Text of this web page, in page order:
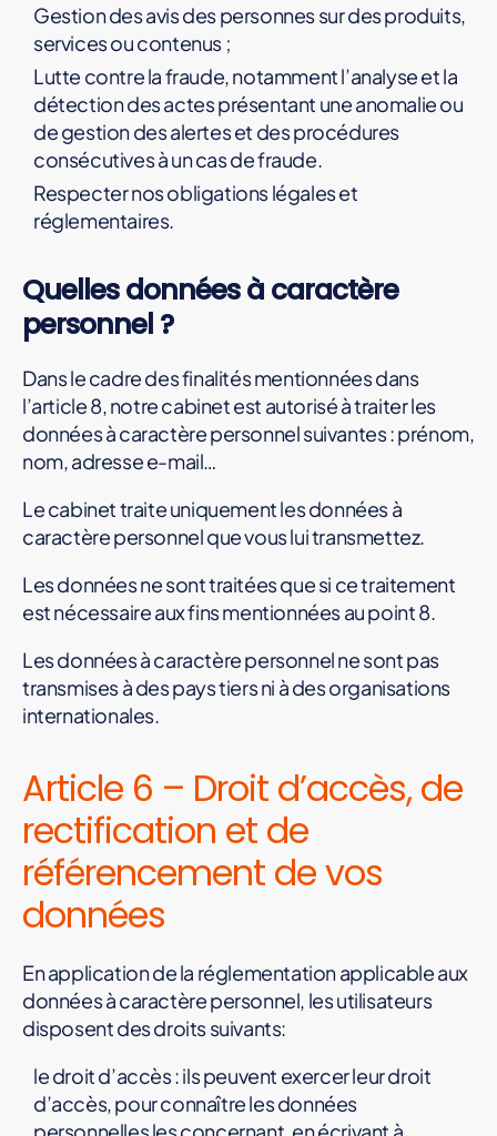
Gestion des avis des personnes sur des produits,
services ou contenus ;
Lutte contre la fraude, notamment l’analyse et la
détection des actes présentant une anomalie ou
de gestion des alertes et des procédures
consécutives à un cas de fraude.
Respecter nos obligations légales et
réglementaires.
Quelles données à caractère
personnel ?
Dans le cadre des finalités mentionnées dans
l’article 8, notre cabinet est autorisé à traiter les
données à caractère personnel suivantes : prénom,
nom, adresse e-mail…
Le cabinet traite uniquement les données à
caractère personnel que vous lui transmettez.
Les données ne sont traitées que si ce traitement
est nécessaire aux fins mentionnées au point 8.
Les données à caractère personnel ne sont pas
transmises à des pays tiers ni à des organisations
internationales.
Article 6 – Droit d’accès, de
rectification et de
référencement de vos
données
En application de la réglementation applicable aux
données à caractère personnel, les utilisateurs
disposent des droits suivants:
le droit d’accès : ils peuvent exercer leur droit
d’accès, pour connaître les données